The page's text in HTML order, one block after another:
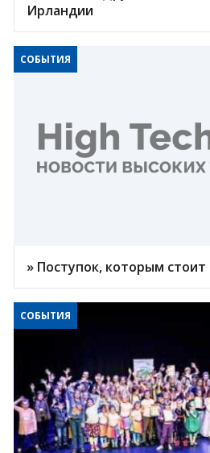
Ирландии
СОБЫТИЯ
» Поступок, которым
СОБЫТИЯ